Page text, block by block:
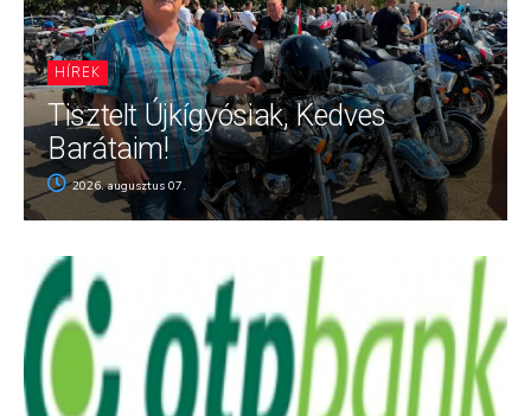
HÍREK
Tisztelt Újkígyósiak, Kedves
Barátaim!
2026. augusztus 07.